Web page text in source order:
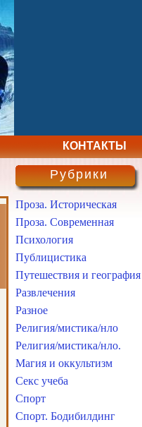
КОНТАКТЫ
Рубрики
Проза. Историческая
Проза. Современная
Психология
Публицистика
Путешествия и география
Развлечения
Разное
Религия/мистика/нло
Религия/мистика/нло.
Магия и оккультизм
Секс учеба
Спорт
Спорт. Бодибилдинг